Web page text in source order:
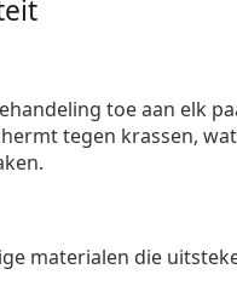
toe aan elk
tegen krassen,
materialen die